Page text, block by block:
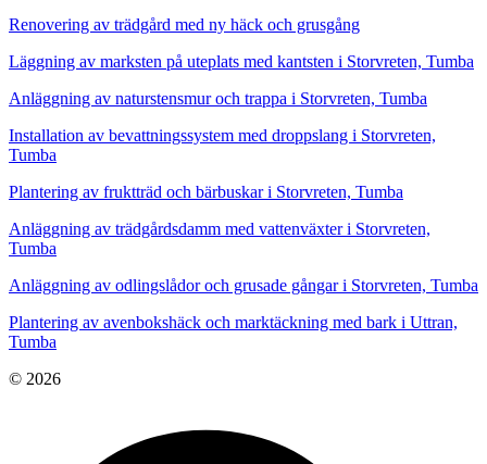
Renovering av trädgård med ny häck och grusgång
Läggning av marksten på uteplats med kantsten i Storvreten, Tumba
Anläggning av naturstensmur och trappa i Storvreten, Tumba
Installation av bevattningssystem med droppslang i Storvreten,
Tumba
Plantering av fruktträd och bärbuskar i Storvreten, Tumba
Anläggning av trädgårdsdamm med vattenväxter i Storvreten,
Tumba
Anläggning av odlingslådor och grusade gångar i Storvreten, Tumba
Plantering av avenbokshäck och marktäckning med bark i Uttran,
Tumba
© 2026